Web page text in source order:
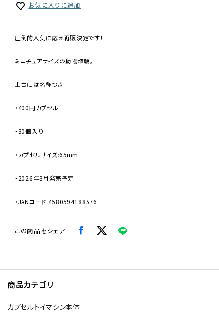
お気に入りに追加
圧倒的人気に応え再販決定です！
ミニチュアサイズの動物埴輪。
土台には名称つき
・400円カプセル
・30個入り
・カプセルサイズ:65mm
・2026年3月発売予定
・JANコード:4580594188576
この商品をシェア
商品カテゴリ
カプセルトイマシン本体